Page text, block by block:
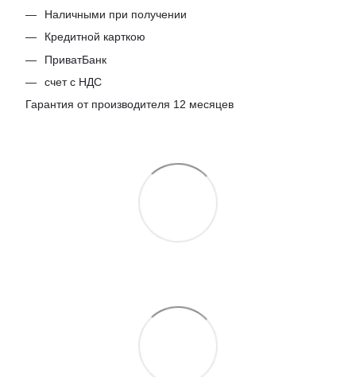
Наличными при получении
Кредитной карткою
ПриватБанк
счет с НДС
Гарантия от производителя 12 месяцев